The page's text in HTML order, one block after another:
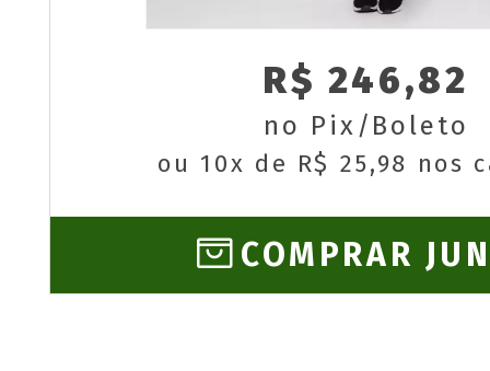
R$ 246,82
no Pix/Boleto
ou 10x de R$ 25,98 nos
COMPRAR